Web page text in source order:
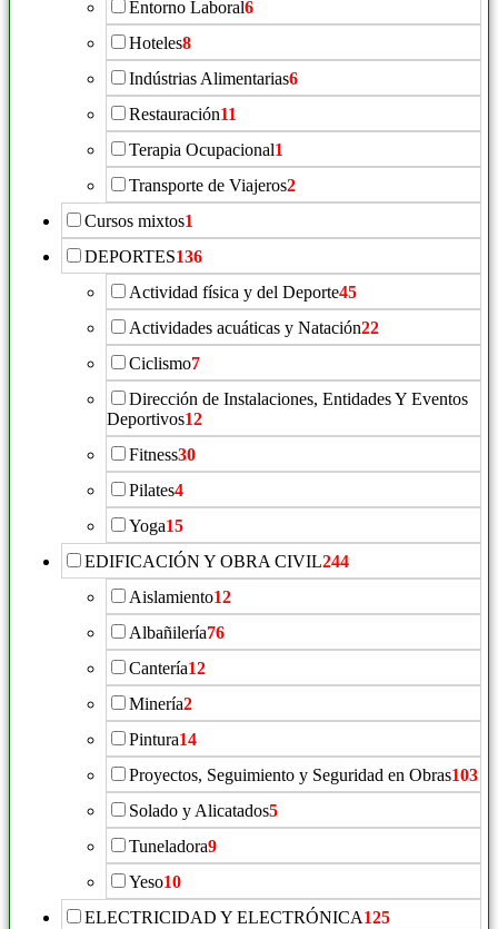
Entorno Laboral6
Hoteles8
Indústrias Alimentarias6
Restauración11
Terapia Ocupacional1
Transporte de Viajeros2
Cursos mixtos1
DEPORTES136
Actividad física y del Deporte45
Actividades acuáticas y Natación22
Ciclismo7
Dirección de Instalaciones, Entidades Y Eventos
Deportivos12
Fitness30
Pilates4
Yoga15
EDIFICACIÓN Y OBRA CIVIL244
Aislamiento12
Albañilería76
Cantería12
Minería2
Pintura14
Proyectos, Seguimiento y Seguridad en Obras103
Solado y Alicatados5
Tuneladora9
Yeso10
ELECTRICIDAD Y ELECTRÓNICA125